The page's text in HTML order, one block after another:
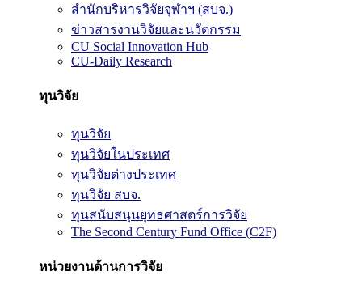
สำนักบริหารวิจัยจุฬาฯ (สบจ.)
ข่าวสารงานวิจัยและนวัตกรรม
CU Social Innovation Hub
CU-Daily Research
ทุนวิจัย
ทุนวิจัย
ทุนวิจัยในประเทศ
ทุนวิจัยต่างประเทศ
ทุนวิจัย สบจ.
ทุนสนับสนุนยุทธศาสตร์การวิจัย
The Second Century Fund Office (C2F)
หน่วยงานด้านการวิจัย